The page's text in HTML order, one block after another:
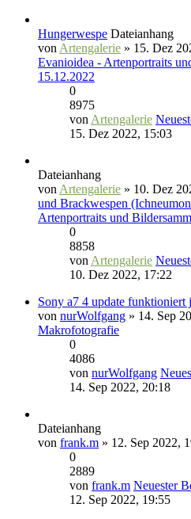
Hungerwespe Dateianhang
von Artengalerie » 15. Dez
Evanioidea - Artenportraits
15.12.2022
0
8975
von Artengalerie
15. Dez 2022, 15:03
Dateianhang
von Artengalerie » 10. Dez
und Brackwespen
Artenportraits und
0
8858
von Artengalerie
10. Dez 2022, 17:22
Sony a7 4 update funktioniert
von nurWolfgang » 14. Sep
Makrofotografie
0
4086
von nurWolfgang
14. Sep 2022, 20:18
Dateianhang
von frank.m » 12. Sep 2022,
0
2889
von frank.m Neuester
12. Sep 2022, 19:55